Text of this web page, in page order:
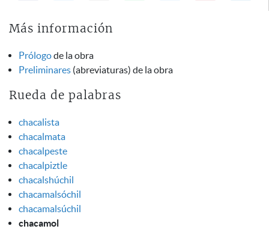
Más información
Prólogode la obra
Preliminares (abreviaturas) de la obra
Rueda de palabras
chacalista
chacalmata
chacalpeste
chacalpiztle
chacalshúchil
chacamalsóchil
chacamalsúchil
chacamol